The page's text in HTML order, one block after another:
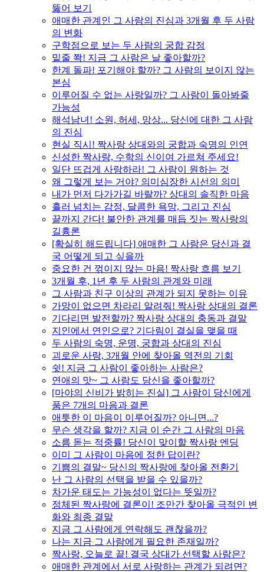
뚫어 보기
애매한 관계인 그 사람의 진심과 3개월 후 두 사람
의 변화
구학점으로 보는 두 사람의 궁합 감정
밑줄 쫙! 지금 그 사람은 날 좋아할까?
한계 돌파! 포기해야 할까? 그 사람의 보이지 않는
본심
이루어질 수 없는 사랑일까? 그 사람이 돌아봐줄
가능성
해석남녀! 소원, 허세, 망상... 당신에 대한 그 사람
의 진심
현실 직시! 짝사랑 상대와의 궁합과 숙명의 인연
신성한 짝사랑, 수학의 신이여 가르쳐 주세요!
일단 뜨겁게 사랑하라! 그 사람이 원하는 것
왜 그렇게 보는 거야? 의미심장한 시선의 의미
내가 먼저 다가가길 바랄까? 상대의 솔직한 마음
흘러 넘치는 감정, 달콤한 욕망, 그리고 진심
끝까지 간다! 불안한 관계를 매듭 짓는 짝사랑의
길흉론
[확실히 해드립니다] 애매한 그 사람은 당신과 결
국 어떻게 되고 싶을까
중요한 건 꺾이지 않는 마음! 짝사랑 흐름 보기
3개월 후, 1년 후 두 사람의 관계와 미래
그 사람과 친구 이상의 관계가 되지 못하는 이유
가망이 없으면 차라리 알려줘! 짝사랑 상대의 결론
기다리면 발전할까? 짝사랑 상대의 충동과 결말
지인에서 연인으로? 기다림이 결실을 맺을 때
두 사람의 숙명, 운명, 궁합과 상대의 진심
괴로운 사랑, 3개월 안에 찾아올 역전의 기회
쉿! 지금 그 사람이 좋아하는 사람은?
연애의 맛~ 그 사람도 당신을 좋아할까?
[마야의 신비가 밝히는 진실] 그 사람이 당신에게
품은 7개의 마음과 결론
애틋한 이 마음이 이루어질까? 아니면...?
무슨 생각을 할까? 지금 이 순간 그 사람의 마음
소름 돋는 적중률! 당신이 맞이할 짝사랑 엔딩
이미 그 사람이 마음에 정한 답이란?
기쁨의 결말~ 당신의 짝사랑에 찾아올 전환기
난 그 사람의 선택을 받을 수 있을까?
차가운 태도는 가능성이 없다는 뜻일까?
정체된 짝사랑에 결론이! 조만간 찾아올 극적인 변
화와 최종 결말
지금 그 사람에게 연락해도 괜찮을까?
나는 지금 그 사람에게 필요한 존재일까?
짝사랑, 오늘로 끝! 결국 상대가 선택할 사람은?
애매한 관계에서 서로 사랑하는 관계가 되려면?